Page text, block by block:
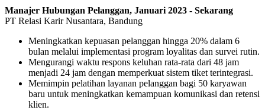
Manajer Hubungan Pelanggan, Januari 2023 - Sekarang
PT Relasi Karir Nusantara, Bandung
Meningkatkan kepuasan pelanggan hingga 20% dalam 6
bulan melalui implementasi program loyalitas dan survei rutin.
Mengurangi waktu respons keluhan rata-rata dari 48 jam
menjadi 24 jam dengan memperkuat sistem tiket terintegrasi.
Memimpin pelatihan layanan pelanggan bagi 50 karyawan
baru untuk meningkatkan kemampuan komunikasi dan retensi
klien.